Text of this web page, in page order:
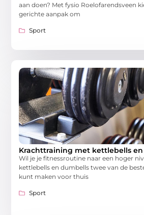
aan doen? Met fysio Roelofarendsveen
gerichte aanpak om
Sport
Krachttraining met kettlebells
Wil je je fitnessroutine naar een hoger
kettlebells en dumbells twee van de
kunt maken voor thuis
Sport